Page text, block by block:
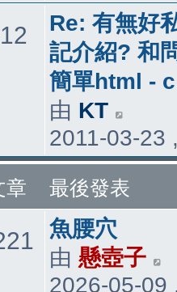
發
文最
後
發
表
Re: 有無好
記介紹? 和
簡單html -
由 KT
視
最
後
表
2011-03-23
章 最後發表
文
最
後
發
魚腰穴
由 懸壺子
2026-05-09